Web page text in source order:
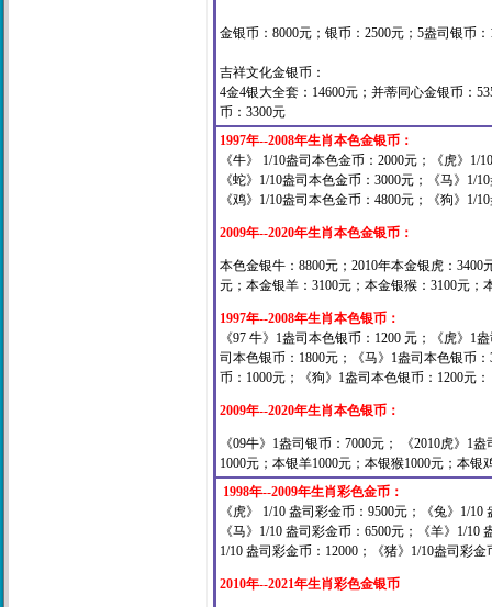
金银币：8000元；银币：2500元；5盎司银币
吉祥文化金银币：
4金4银大全套：14600元； 并蒂同心金银币：
币：3300元
1997年--2008年生肖本色金银币：
《牛》 1/10盎司本色金币：2000元；《虎》
《蛇》1/10盎司本色金币：3000元；《马》1/
《鸡》1/10盎司本色金币：4800元；《狗》1/
2009年--2020年生肖本色金银币：
本色金银牛：8800元；2010年本金银虎：3400
元；本金银羊：3100元；本金银猴：3100元；
1997年--2008年生肖本色银币：
《97 牛》1盎司本色银币：1200 元；《虎》1
司本色银币：1800元；《马》1盎司本色银币
币：1000元；《狗》1盎司本色银币：1200元
2009年--2020年生肖本色银币：
《09牛》1盎司银币：7000元； 《2010虎》1
1000元；本银羊1000元；本银猴1000元；本
1998年--2009年生肖彩色金币：
《虎》 1/10 盎司彩金币：9500元；《兔》1/
《马》1/10 盎司彩金币：6500元；《羊》1/
1/10 盎司彩金币：12000；《猪》1/10盎司彩
2010年--2021年生肖彩色金银币